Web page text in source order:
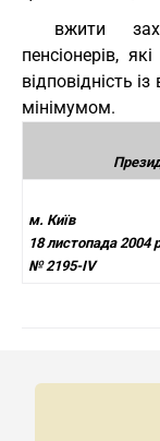
вжити
пенсіонерів,
відповідність
мінімумом.
м. Київ
18 листопада 2004
№ 2195-IV